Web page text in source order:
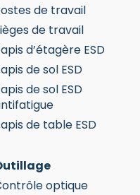
de travail
de travail
d’étagère ESD
de sol ESD
de sol ESD
de table ESD
optique